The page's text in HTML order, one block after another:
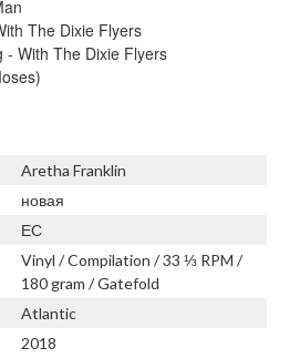
The Dixie Flyers
- With The Dixie Flyers
Aretha Franklin
новая
ЕС
Vinyl / Compilation / 33 ⅓ RPM /
180 gram / Gatefold
Atlantic
2018